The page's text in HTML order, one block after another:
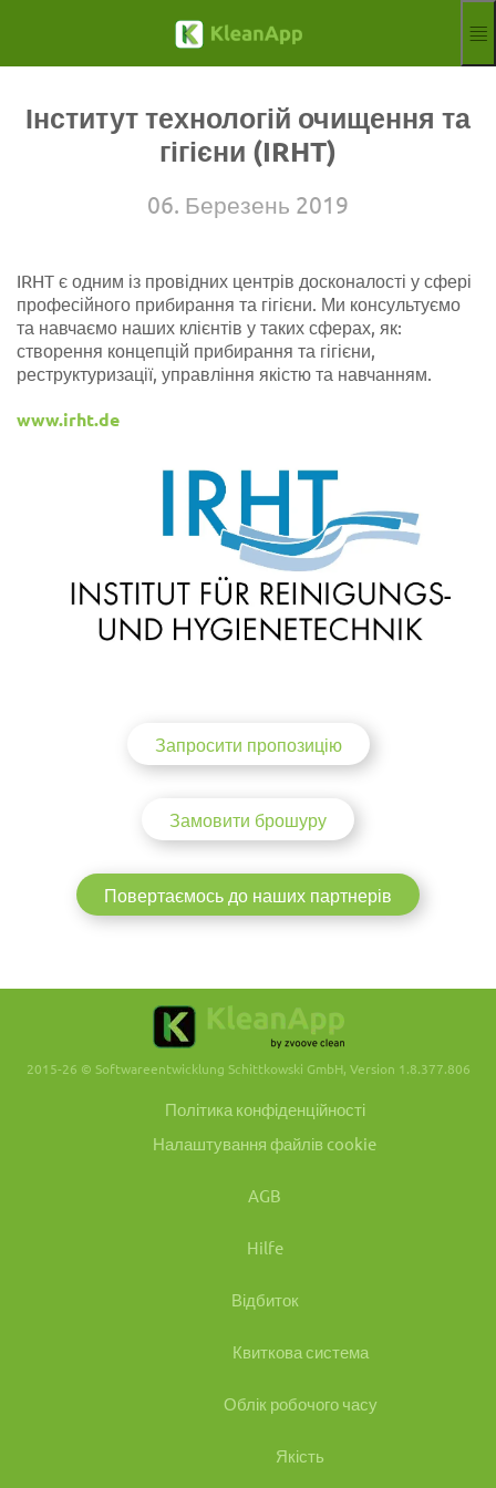
Укр-Прокат
Hilfe
Вебінари
Робочих місць
Оголосити
Безкоштовна пробна версія
UKAktuelle
Інститут технологій очищення та
гігієни (IRHT)
06. Березень 2019
IRHT є одним із провідних центрів досконалості у сфері
професійного прибирання та гігієни. Ми консультуємо
та навчаємо наших клієнтів у таких сферах, як:
створення концепцій прибирання та гігієни,
реструктуризації, управління якістю та навчанням.
www.irht.de
Запросити пропозицію
Замовити брошуру
Повертаємось до наших партнерів
2015-26 © Softwareentwicklung Schittkowski GmbH, Version 1.8.377.806
Політика конфіденційності
Налаштування файлів cookie
AGB
Hilfe
Відбиток
Квиткова система
Облік робочого часу
Якість